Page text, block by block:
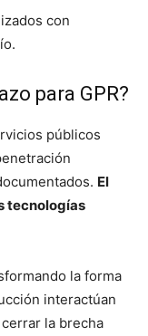
con
para GPR?
públicos
El
tecnologías
la forma
interactúan
la brecha